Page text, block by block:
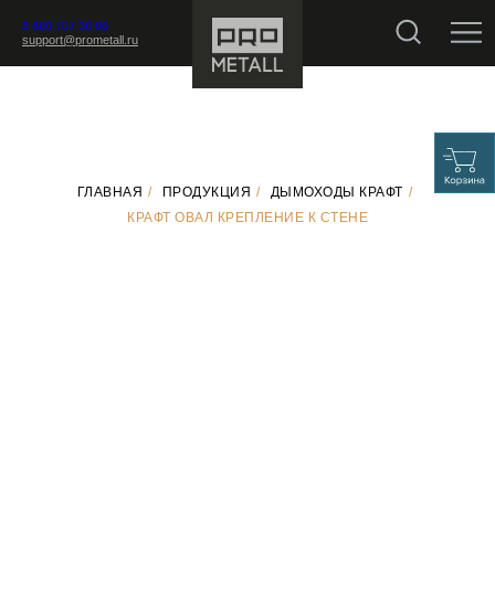
8 800 707 30 96
support@prometall.ru
ГЛАВНАЯ / ПРОДУКЦИЯ / ДЫМОХОДЫ КРАФТ /
КРАФТ ОВАЛ КРЕПЛЕНИЕ К СТЕНЕ